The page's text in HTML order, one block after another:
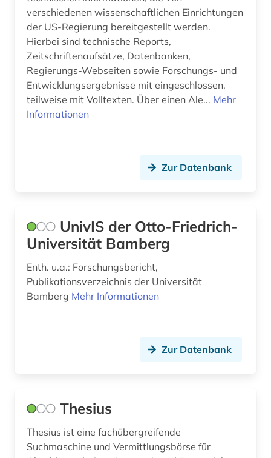
frauenforschung (1)
friedensforschung (1)
förderung (3)
förderungsprogramm (1)
galloromanistik (1)
grenzflächen (1)
griechenland (1)
hannover (1)
hochschulinstitut (1)
homöopathie (3)
identifikation (1)
verschiedenen wissenschaftlichen Einrichtungen
der US-Regierung bereitgestellt werden.
Hierbei sind technische Reports,
Zeitschriftenaufsätze, Datenbanken,
Regierungs-Webseiten sowie Forschungs- und
Entwicklungsergebnisse mit eingeschlossen,
teilweise mit Volltexten. Über einen Ale... Mehr
Informationen
Zur Datenbank
UnivIS der Otto-Friedrich-
Universität Bamberg
Enth. u.a.: Forschungsbericht,
Publikationsverzeichnis der Universität
Bamberg Mehr Informationen
Zur Datenbank
Thesius
Thesius ist eine fachübergreifende
Suchmaschine und Vermittlungsbörse für